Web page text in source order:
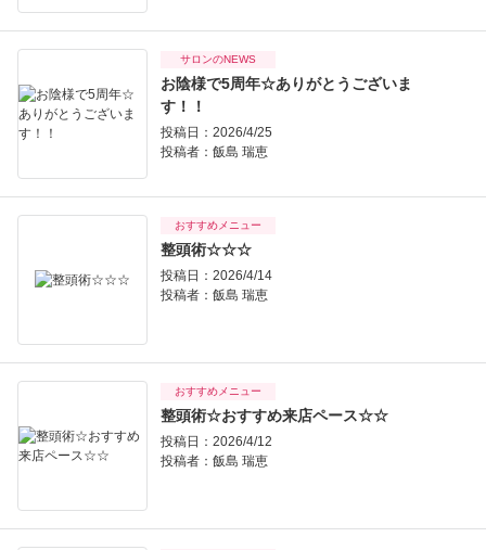
サロンのNEWS
お陰様で5周年☆ありがとうございま
す！！
投稿日：2026/4/25
投稿者： 飯島 瑞恵
おすすめメニュー
整頭術☆☆☆
投稿日：2026/4/14
投稿者： 飯島 瑞恵
おすすめメニュー
整頭術☆おすすめ来店ペース☆☆
投稿日：2026/4/12
投稿者： 飯島 瑞恵